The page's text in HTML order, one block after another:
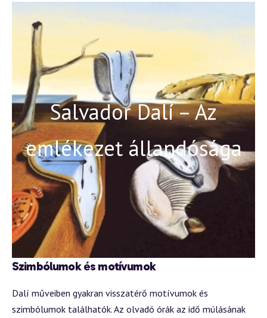
Salvador Dalí – Az
emlékezet állandósága
Szimbólumok és motívumok
Dalí műveiben gyakran visszatérő motívumok és
szimbólumok találhatók. Az olvadó órák az idő múlásának